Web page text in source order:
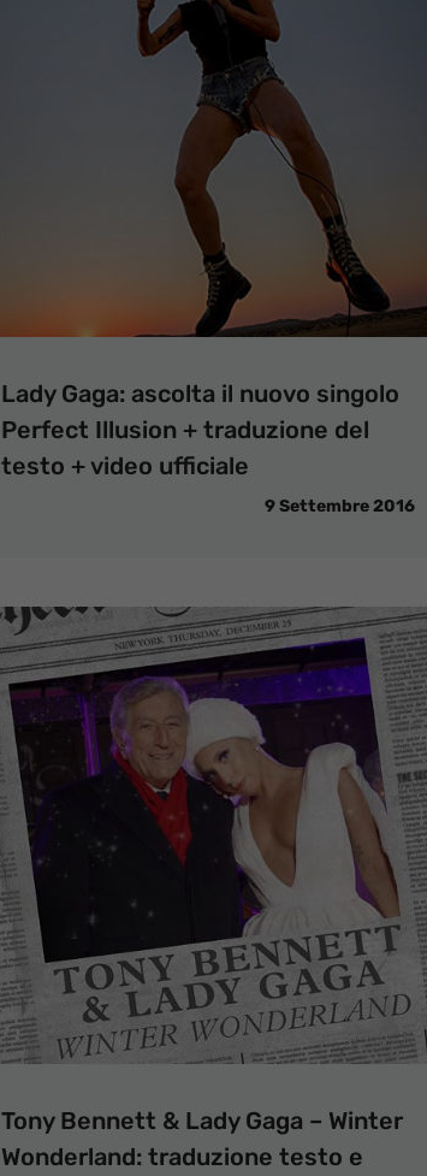
Lady Gaga: ascolta il nuovo singolo
Perfect Illusion + traduzione del
testo + video ufficiale
9 Settembre 2016
Tony Bennett & Lady Gaga – Winter
Wonderland: traduzione testo e